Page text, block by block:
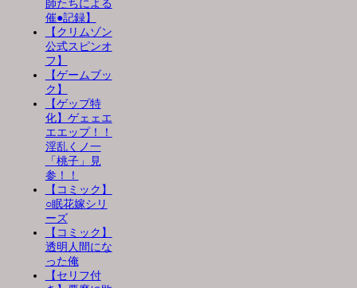
師たちによる
催●記録】
【クリムゾン
公式スピンオ
フ】
【ゲームブッ
ク】
【ゲップ特
化】ゲェェエ
エエップ！！
淫乱くノ一
「桃子」見
参！！
【コミック】
○眠花嫁シリ
ーズ
【コミック】
透明人間にな
った俺
【セリフ付